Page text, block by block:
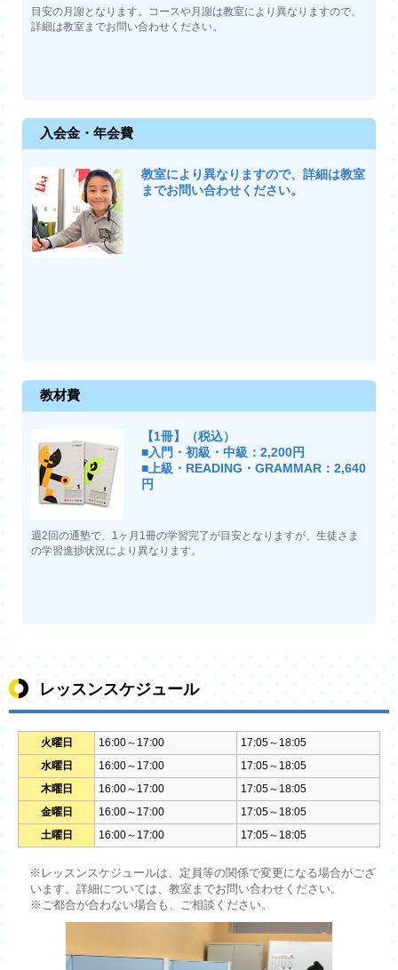
目安の月謝となります。コースや月謝は教室により異なりますので、
詳細は教室までお問い合わせください。
入会金・年会費
教室により異なりますので、詳細は教室
までお問い合わせください。
教材費
【1冊】（税込）
■入門・初級・中級：2,200円
■上級・READING・GRAMMAR：2,640
円
週2回の通塾で、1ヶ月1冊の学習完了が目安となりますが、生徒さま
の学習進捗状況により異なります。
レッスンスケジュール
火曜日 16:00～17:00
17:05～18:05
水曜日
16:00～17:00
17:05～18:05
木曜日
16:00～17:00
17:05～18:05
金曜日
16:00～17:00
17:05～18:05
土曜日
16:00～17:00 17:05～18:05
※レッスンスケジュールは、定員等の関係で変更になる場合がござ
います。詳細については、教室までお問い合わせください。
※ご都合が合わない場合も、ご相談ください。